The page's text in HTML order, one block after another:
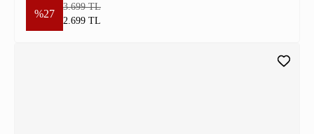
%27
3.699 TL
2.699 TL